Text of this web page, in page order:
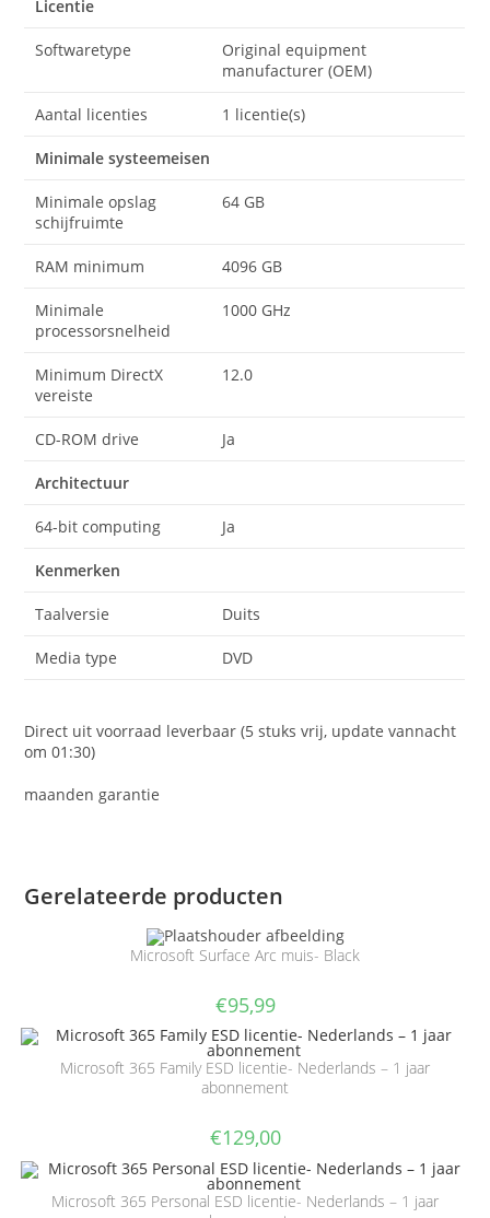
Licentie
Softwaretype
Original equipment
manufacturer (OEM)
Aantal licenties 1 licentie(s)
Minimale systeemeisen
Minimale opslag
schijfruimte
64 GB
RAM minimum 4096 GB
Minimale
processorsnelheid
1000 GHz
Minimum DirectX
vereiste
12.0
CD-ROM drive Ja
Architectuur
64-bit computing Ja
Kenmerken
Taalversie Duits
Media type DVD
Direct uit voorraad leverbaar (5 stuks vrij, update vannacht
om 01:30)
maanden garantie
Gerelateerde producten
Microsoft Surface Arc muis- Black
€95,99
Microsoft 365 Family ESD licentie- Nederlands – 1 jaar
abonnement
€129,00
Microsoft 365 Personal ESD licentie- Nederlands – 1 jaar